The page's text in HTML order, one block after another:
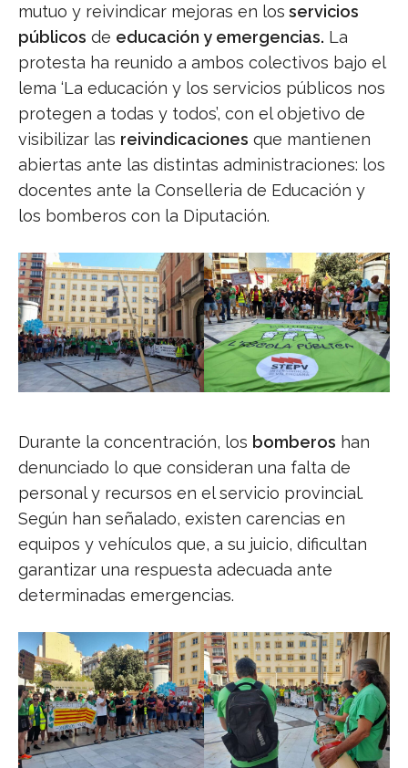
mutuo y reivindicar mejoras en los servicios
públicos de educación y emergencias. La
protesta ha reunido a ambos colectivos bajo el
lema ‘La educación y los servicios públicos nos
protegen a todas y todos’, con el objetivo de
visibilizar las reivindicaciones que mantienen
abiertas ante las distintas administraciones: los
docentes ante la Conselleria de Educación y
los bomberos con la Diputación.
Durante la concentración, los bomberos han
denunciado lo que consideran una falta de
personal y recursos en el servicio provincial.
Según han señalado, existen carencias en
equipos y vehículos que, a su juicio, dificultan
garantizar una respuesta adecuada ante
determinadas emergencias.